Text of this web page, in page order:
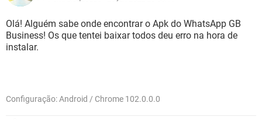
GUIA DE COMPRAS
INSTAGRAM GMAIL
GUIA DE COMPRAS
CELULAR
OUTLOOK EXCEL
INSTAGRAM
JOGOS WHATSAPP
CELULAR FACEBOOK
GUIA DE COMPRAS
Olá! Alguém sabe onde encontrar o Apk do WhatsApp GB
Business! Os que tentei baixar todos deu erro na hora de
instalar.
Configuração: Android / Chrome 102.0.0.0